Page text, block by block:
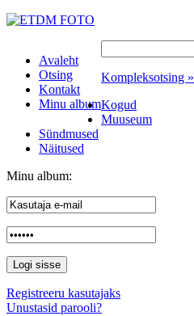
Avaleht
Otsing
Kontakt
Minu album
Kompleksotsing »
Kogud
Muuseum
Sündmused
Näitused
Minu album:
Registreeru kasutajaks
Unustasid parooli?